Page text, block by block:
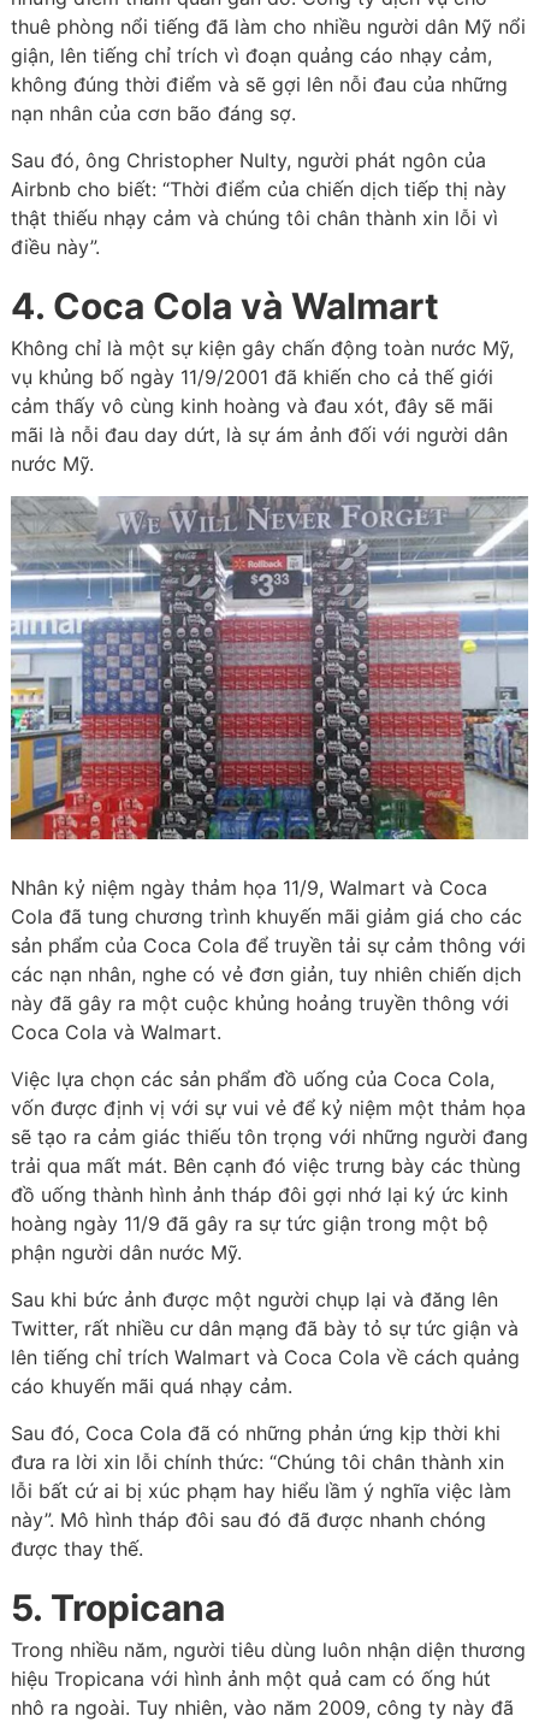
thuê phòng nổi tiếng đã làm cho nhiều người dân Mỹ nổi
giận, lên tiếng chỉ trích vì đoạn quảng cáo nhạy cảm,
không đúng thời điểm và sẽ gợi lên nỗi đau của những
nạn nhân của cơn bão đáng sợ.
Sau đó, ông Christopher Nulty, người phát ngôn của
Airbnb cho biết: “Thời điểm của chiến dịch tiếp thị này
thật thiếu nhạy cảm và chúng tôi chân thành xin lỗi vì
điều này”.
4. Coca Cola và Walmart
Không chỉ là một sự kiện gây chấn động toàn nước Mỹ,
vụ khủng bố ngày 11/9/2001 đã khiến cho cả thế giới
cảm thấy vô cùng kinh hoàng và đau xót, đây sẽ mãi
mãi là nỗi đau day dứt, là sự ám ảnh đối với người dân
nước Mỹ.
Nhân kỷ niệm ngày thảm họa 11/9, Walmart và Coca
Cola đã tung chương trình khuyến mãi giảm giá cho các
sản phẩm của Coca Cola để truyền tải sự cảm thông với
các nạn nhân, nghe có vẻ đơn giản, tuy nhiên chiến dịch
này đã gây ra một cuộc khủng hoảng truyền thông với
Coca Cola và Walmart.
Việc lựa chọn các sản phẩm đồ uống của Coca Cola,
vốn được định vị với sự vui vẻ để kỷ niệm một thảm họa
sẽ tạo ra cảm giác thiếu tôn trọng với những người đang
trải qua mất mát. Bên cạnh đó việc trưng bày các thùng
đồ uống thành hình ảnh tháp đôi gợi nhớ lại ký ức kinh
hoàng ngày 11/9 đã gây ra sự tức giận trong một bộ
phận người dân nước Mỹ.
Sau khi bức ảnh được một người chụp lại và đăng lên
Twitter, rất nhiều cư dân mạng đã bày tỏ sự tức giận và
lên tiếng chỉ trích Walmart và Coca Cola về cách quảng
cáo khuyến mãi quá nhạy cảm.
Sau đó, Coca Cola đã có những phản ứng kịp thời khi
đưa ra lời xin lỗi chính thức: “Chúng tôi chân thành xin
lỗi bất cứ ai bị xúc phạm hay hiểu lầm ý nghĩa việc làm
này”. Mô hình tháp đôi sau đó đã được nhanh chóng
được thay thế.
5. Tropicana
Trong nhiều năm, người tiêu dùng luôn nhận diện thương
hiệu Tropicana với hình ảnh một quả cam có ống hút
nhô ra ngoài. Tuy nhiên, vào năm 2009, công ty này đã